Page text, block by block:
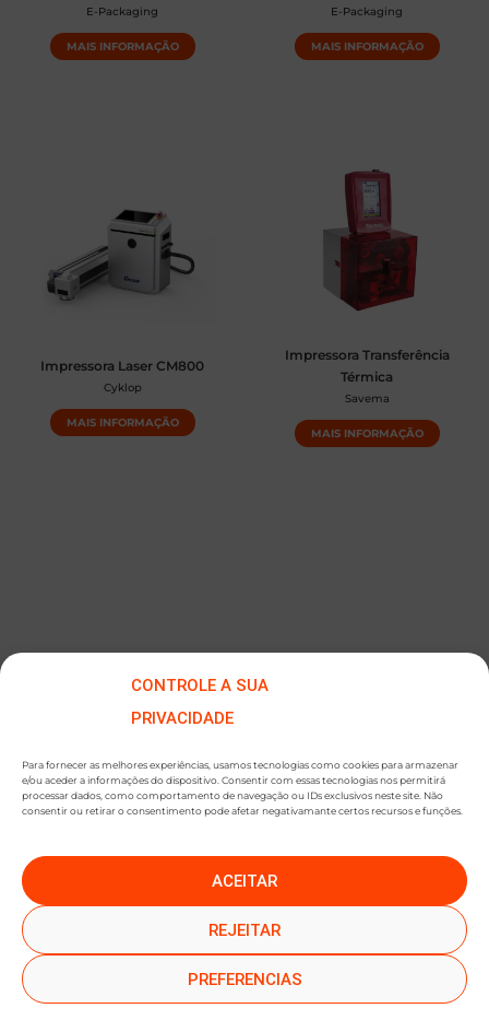
CONTROLE A SUA
PRIVACIDADE
Para fornecer as melhores experiências, usamos tecnologias como cookies para armazenar
e/ou aceder a informações do dispositivo. Consentir com essas tecnologias nos permitirá
processar dados, como comportamento de navegação ou IDs exclusivos neste site. Não
consentir ou retirar o consentimento pode afetar negativamante certos recursos e funções.
ACEITAR
REJEITAR
PREFERENCIAS
E-Packaging
MAIS INFORMAÇÃO
E-Packaging
MAIS INFORMAÇÃO
Impressora Laser CM800
Cyklop
MAIS INFORMAÇÃO
Impressora Transferência
Térmica
Savema
MAIS INFORMAÇÃO
●SUBSCREVER NEWSLETTER●